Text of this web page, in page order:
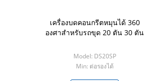
เครื่องบดคอนกรีตหมุนได้ 360
องศาสำหรับรถขุด 20 ตัน 30 ตัน
Model: DS20SP
Min: ต่อรองได้